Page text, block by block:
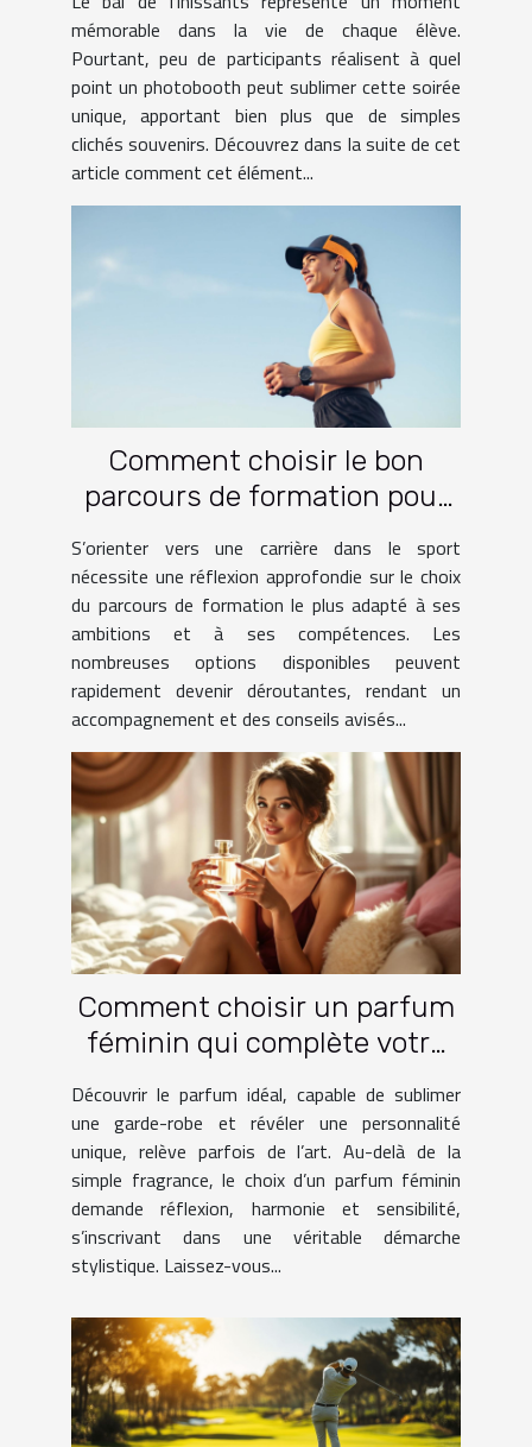
mémorable dans la vie de chaque élève.
Pourtant, peu de participants réalisent à quel
point un photobooth peut sublimer cette soirée
unique, apportant bien plus que de simples
clichés souvenirs. Découvrez dans la suite de cet
article comment cet élément...
Comment choisir le bon
parcours de formation pour
S’orienter vers une carrière dans le sport
nécessite une réflexion approfondie sur le choix
du parcours de formation le plus adapté à ses
ambitions et à ses compétences. Les
nombreuses options disponibles peuvent
rapidement devenir déroutantes, rendant un
accompagnement et des conseils avisés...
Comment choisir un parfum
féminin qui complète votre
Découvrir le parfum idéal, capable de sublimer
une garde-robe et révéler une personnalité
unique, relève parfois de l’art. Au-delà de la
simple fragrance, le choix d’un parfum féminin
demande réflexion, harmonie et sensibilité,
s’inscrivant dans une véritable démarche
stylistique. Laissez-vous...